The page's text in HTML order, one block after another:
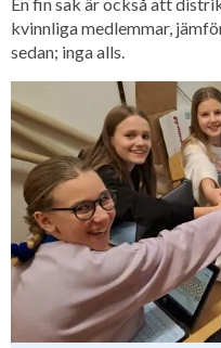
kvinnliga medlemmar,
sedan; inga alls.